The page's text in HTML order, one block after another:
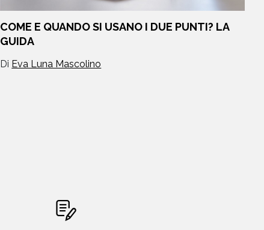
COME E QUANDO SI USANO I DUE PUNTI? LA
GUIDA
Di Eva Luna Mascolino